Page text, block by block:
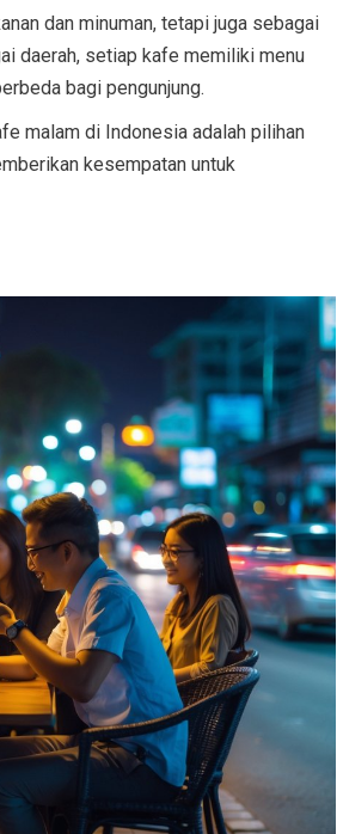
dan minuman, tetapi juga sebagai
daerah, setiap kafe memiliki menu
bagi pengunjung.
malam di Indonesia adalah pilihan
kesempatan untuk